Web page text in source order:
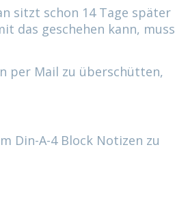
sitzt schon 14 Tage später
das geschehen kann, muss
per Mail zu überschütten,
Din-A-4 Block Notizen zu